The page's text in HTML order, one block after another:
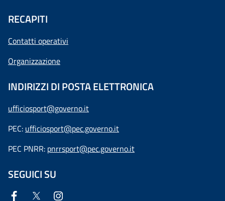
RECAPITI
Contatti operativi
Organizzazione
INDIRIZZI DI POSTA ELETTRONICA
ufficiosport@governo.it
PEC: ufficiosport@pec.governo.it
PEC PNRR: pnrrsport@pec.governo.it
SEGUICI SU